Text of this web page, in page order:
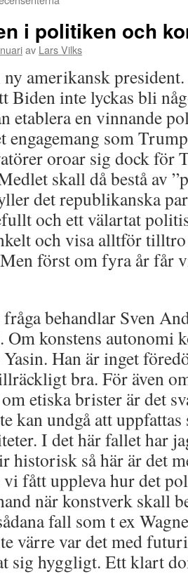
i politiken och
av Lars Vilks
ny amerikansk
Biden inte lyckas bli
etablera en vinnande
som
oroar sig dock för
skall då bestå av
det republikanska
och ett välartat
och visa alltför
först om fyra år får
behandlar Sven
Om konstens autonomi
Han är inget
bra. För även
etiska brister är det
kan undgå att
I det här fallet har
historisk så här är det
fått uppleva hur det
när konstverk skall
fall som t ex
värre var det med
sig hyggligt. Ett klart